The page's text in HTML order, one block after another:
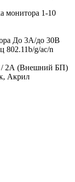
монитора 1-10
До 3А/до 30В
802.11b/g/ac/n
/ 2А (Внешний БП)
Акрил